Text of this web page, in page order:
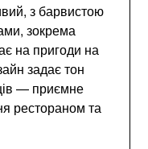
з барвистою
зокрема
на пригоди на
задає тон
— приємне
рестораном та